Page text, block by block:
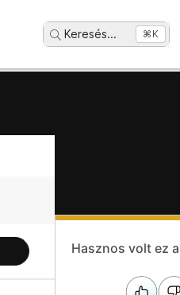
Keresés... ⌘K
Hasznos volt ez